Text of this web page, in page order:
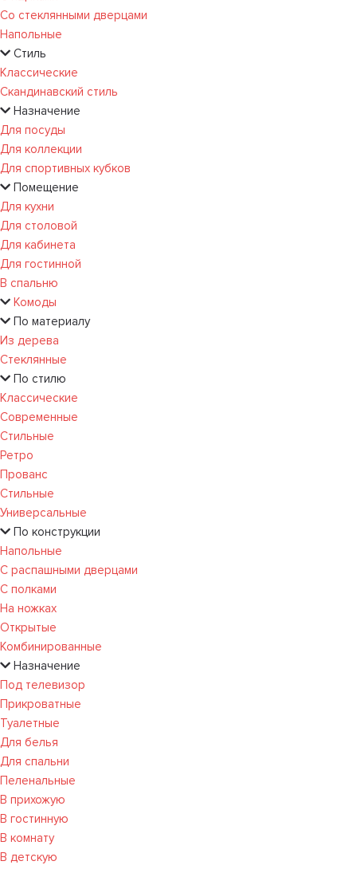
Со стеклянными дверцами
Напольные
Стиль
Классические
Скандинавский стиль
Назначение
Для посуды
Для коллекции
Для спортивных кубков
Помещение
Для кухни
Для столовой
Для кабинета
Для гостинной
В спальню
Комоды
По материалу
Из дерева
Стеклянные
По стилю
Классические
Современные
Стильные
Ретро
Прованс
Стильные
Универсальные
По конструкции
Напольные
С распашными дверцами
С полками
На ножках
Открытые
Комбинированные
Назначение
Под телевизор
Прикроватные
Туалетные
Для белья
Для спальни
Пеленальные
В прихожую
В гостинную
В комнату
В детскую